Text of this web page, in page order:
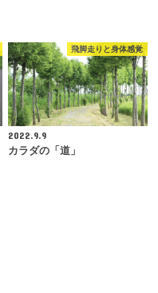
飛脚走りと身体感覚
2022.9.9
カラダの「道」